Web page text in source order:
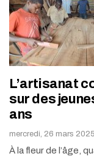
L’artisanat
sur des
ans
mercredi, 26 mars
À la fleur de l’âge,